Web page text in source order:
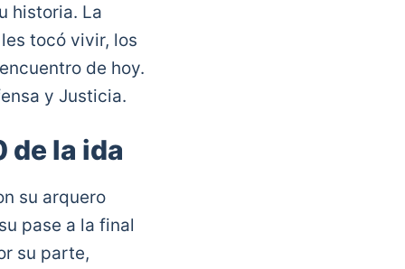
historia. La
tocó vivir, los
de hoy.
y Justicia.
de la ida
su arquero
pase a la final
su parte,